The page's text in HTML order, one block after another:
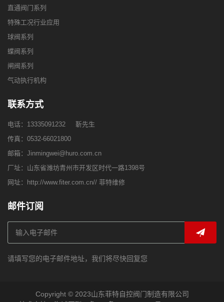
直通阀门系列
特殊工况行业应用
球阀系列
蝶阀系列
闸阀系列
气动执行机构
联系方式
电话： 13335091232 靳先生
传真：0532-66021800
邮箱： Jinmingwei@huro.com.cn
厂址：山东省潍坊青州市开发区时代一路1398号
网址：
http://www.fiter.com.cn// 菲特维修
邮件订阅
请填写您的电子邮件地址，我们将尽快回复您
Copyright © 2023山东菲特自控阀门制造有限公司